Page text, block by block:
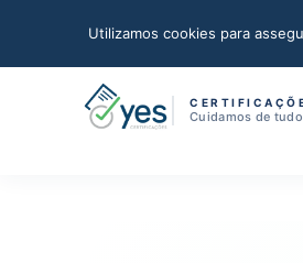
Cuidamos de
Utilizamos cookies para